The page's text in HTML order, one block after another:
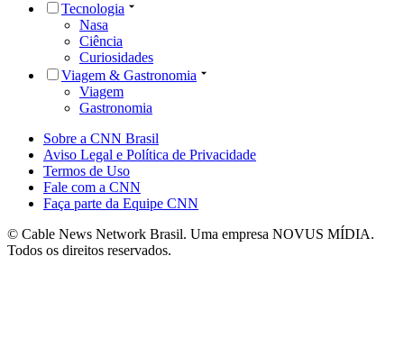
Tecnologia
Nasa
Ciência
Curiosidades
Viagem & Gastronomia
Viagem
Gastronomia
Sobre a CNN Brasil
Aviso Legal e Política de Privacidade
Termos de Uso
Fale com a CNN
Faça parte da Equipe CNN
© Cable News Network Brasil. Uma empresa NOVUS MÍDIA.
Todos os direitos reservados.